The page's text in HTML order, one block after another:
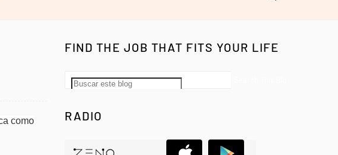
como
FIND THE JOB THAT FITS YOUR LIFE
RADIO